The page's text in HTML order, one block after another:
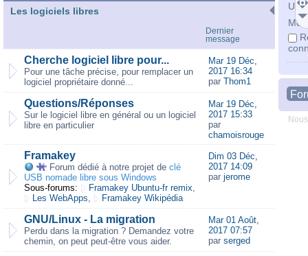
Mot
Les logiciels libres
Dernier
message
Cherche logiciel libre pour...
Pour une tâche précise, pour remplacer un
logiciel propriétaire donné...
Mar 19 Déc,
2017 16:34
par Thom1
Questions/Réponses
Sur le logiciel libre en général ou un logiciel
libre en particulier
Mar 19 Déc,
2017 15:33
par
chamoisrouge
Framakey
Forum dédié à notre projet de clé
USB nomade libre sous Windows
Sous-forums:
Framakey Ubuntu-fr remix,
Les WebApps, Framakey Wikipédia
Dim 03 Déc,
2017 14:09
par jerome
GNU/Linux - La migration
Perdu dans la migration ? Demandez votre
chemin, on peut peut-être vous aider.
Mar 01 Août,
2017 07:57
par serged